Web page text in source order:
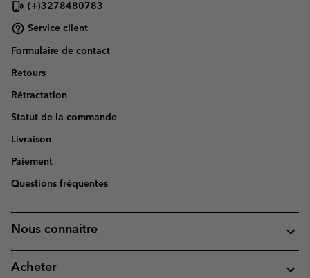
(+)3278480783
Service client
Formulaire de contact
Retours
Rétractation
Statut de la commande
Livraison
Paiement
Questions fréquentes
Nous connaitre
Acheter